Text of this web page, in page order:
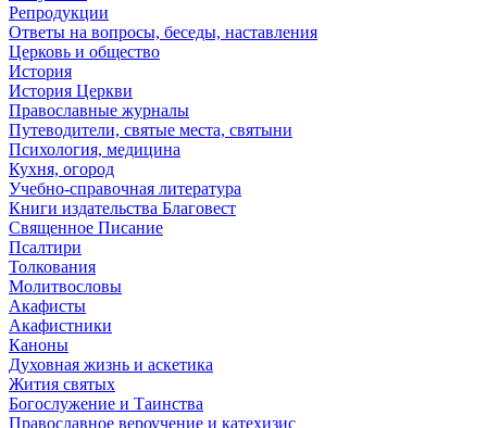
Репродукции
Ответы на вопросы, беседы, наставления
Церковь и общество
История
История Церкви
Православные журналы
Путеводители, святые места, святыни
Психология, медицина
Кухня, огород
Учебно-справочная литература
Книги издательства Благовест
Священное Писание
Псалтири
Толкования
Молитвословы
Акафисты
Акафистники
Каноны
Духовная жизнь и аскетика
Жития святых
Богослужение и Таинства
Православное вероучение и катехизис